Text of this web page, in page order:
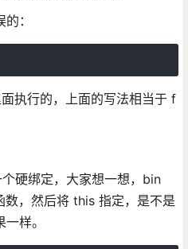
：
执行的，上面的写法相当于 f
硬绑定，大家想一想，bin
，然后将 this 指定，是不是
样。